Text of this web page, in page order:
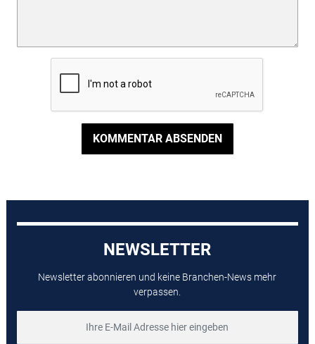
KOMMENTAR ABSENDEN
NEWSLETTER
Newsletter abonnieren und keine Branchen-News mehr
verpassen.